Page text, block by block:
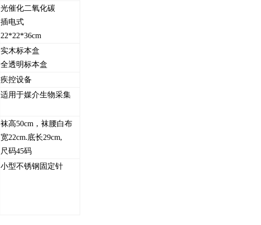
光催化二氧化碳
插电式
22*22*36cm
实木标本盒
全透明标本盒
疾控设备
适用于媒介生物采集
袜高50cm，袜腰白布
宽22cm.底长29cm,
尺码45码
小型不锈钢固定针